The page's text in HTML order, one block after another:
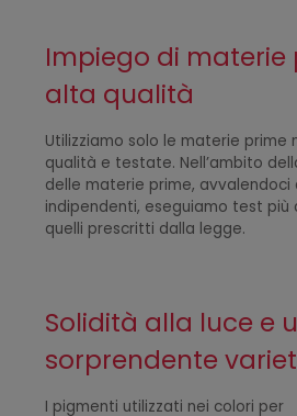
Impiego di materie
alta qualità
Utilizziamo solo le materie prime
qualità e testate. Nell’ambito
delle materie prime, avvalendoci
indipendenti, eseguiamo test
quelli prescritti dalla legge.
Solidità alla luce e
sorprendente
I pigmenti utilizzati nei colori per